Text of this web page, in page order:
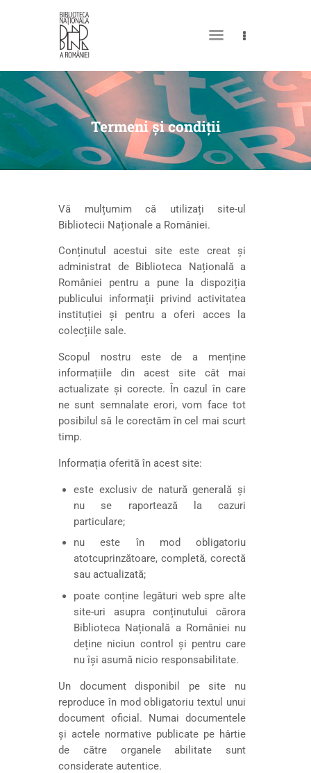
Termeni și condiții
DESPRE NOI
PERMISUL MEU DE
BIBLIOTECĂ
CATALOAGE ȘI COLECȚII
EVENIMENTE
SPAȚII
NOUTĂȚI
Vă mulțumim că utilizați site-ul
Bibliotecii Naționale a României.
Conținutul acestui site este creat și
administrat de Biblioteca Națională a
României pentru a pune la dispoziția
publicului informații privind activitatea
instituției și pentru a oferi acces la
colecțiile sale.
Scopul nostru este de a menține
informațiile din acest site cât mai
actualizate și corecte. În cazul în care
ne sunt semnalate erori, vom face tot
posibilul să le corectăm în cel mai scurt
timp.
Informația oferită în acest site:
este exclusiv de natură generală și
nu se raportează la cazuri
particulare;
nu este în mod obligatoriu
atotcuprinzătoare, completă, corectă
sau actualizată;
poate conține legături web spre alte
site-uri asupra conținutului cărora
Biblioteca Națională a României nu
deține niciun control și pentru care
nu își asumă nicio responsabilitate.
Un document disponibil pe site nu
reproduce în mod obligatoriu textul unui
document oficial. Numai documentele
și actele normative publicate pe hârtie
de către organele abilitate sunt
considerate autentice.